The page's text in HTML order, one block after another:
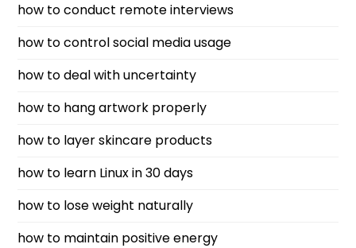
how to conduct remote interviews
how to control social media usage
how to deal with uncertainty
how to hang artwork properly
how to layer skincare products
how to learn Linux in 30 days
how to lose weight naturally
how to maintain positive energy